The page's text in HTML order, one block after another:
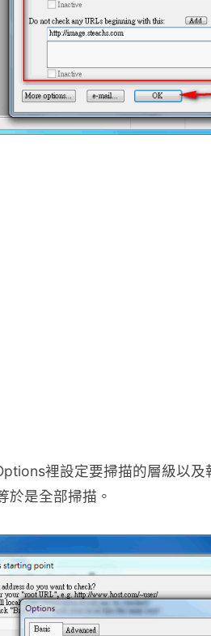
裡設定要掃描的層級以
於是全部掃描。